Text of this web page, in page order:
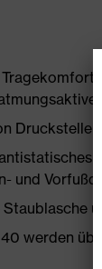
und
werden